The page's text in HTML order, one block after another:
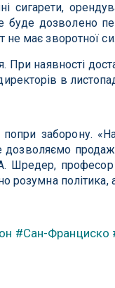
сигарети,
буде дозволено
не має зворотної
наявності
в
попри заборону.
дозволяємо
Шредер, професор
розумна
#Сан-Франциско